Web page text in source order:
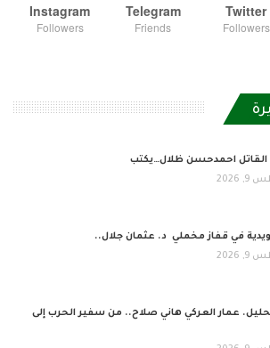
Twitter
Followers
Telegram
Friends
Instagram
Followers
القاتل احمدحسن ظلال…يكتب
2026
في قفاز مخملي د. عثمان جلال..
2026
عمار العركي هاني صلاح.. من سفير الحرب إلى